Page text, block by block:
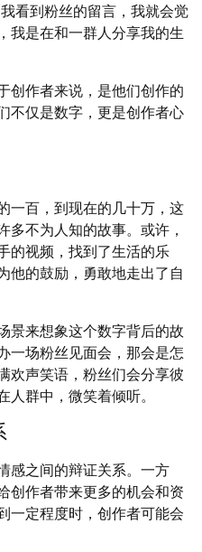
看到粉丝的留言，我就会觉
我是在和一群人分享我的生
创作者来说，是他们创作的
不仅是数字，更是创作者心
一百，到现在的几十万，这
多不为人知的故事。或许，
的视频，找到了生活的乐
他的鼓励，勇敢地走出了自
景来想象这个数字背后的故
一场粉丝见面会，那会是怎
欢声笑语，粉丝们会分享彼
群中，微笑着倾听。
感之间的辩证关系。一方
创作者带来更多的机会和资
一定程度时，创作者可能会